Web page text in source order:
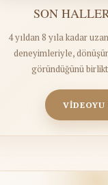
SON
4 yıldan 8 yıla kadar
deneyimleriyle,
göründüğünü
VİDEOYU